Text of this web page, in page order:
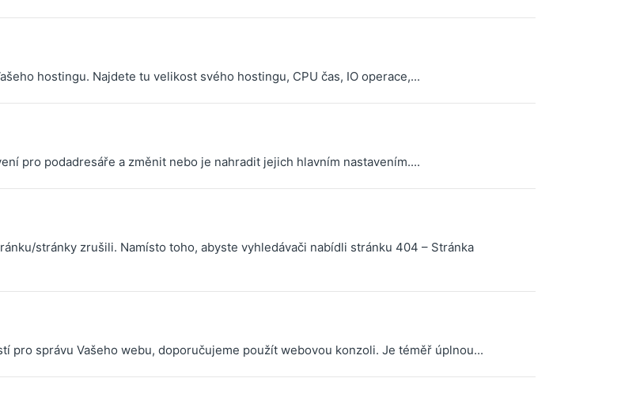
hostingu. Najdete tu velikost svého hostingu, CPU čas, IO operace,...
pro podadresáře a změnit nebo je nahradit jejich hlavním nastavením....
stránky zrušili. Namísto toho, abyste vyhledávači nabídli stránku 404 – Stránka
pro správu Vašeho webu, doporučujeme použít webovou konzoli. Je téměř úplnou...